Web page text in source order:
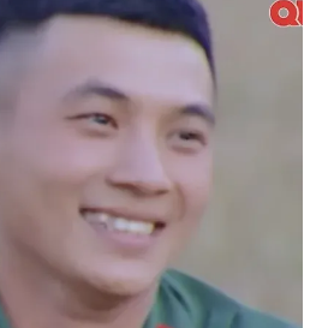
Toàn
Hải Thành
Dũng
Hưng
- BTTTT cấp ngày 24.3.2020
về Báo Thanh Niên. Cấm sao chép
có sự chấp thuận bằng văn bản.